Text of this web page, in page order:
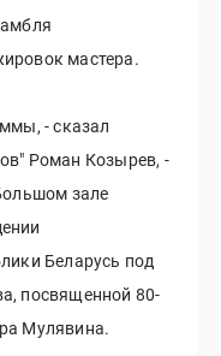
мастера.
- сказал
Роман Козырев, -
зале
Беларусь под
посвященной 80-
Мулявина.